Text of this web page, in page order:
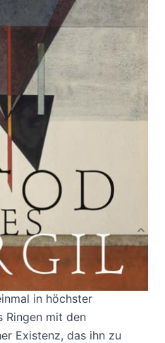
28.03.2022
608 Seiten
ISBN: 978-3-7306-
1084-8
Vergil, Schöpfer der
letzten Stunden auf
in höchster
Ringen mit den
Existenz, das ihn zu